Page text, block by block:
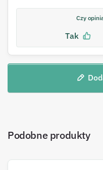
Czy
Tak
Podobne produkty